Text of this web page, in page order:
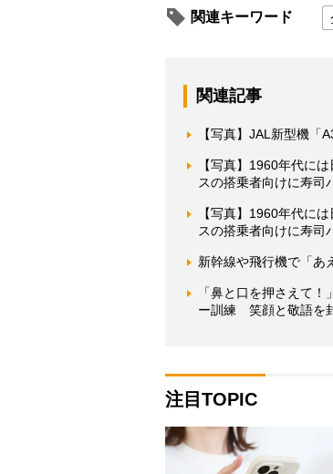
関連キーワード
関連記事
【写真】JAL新型機「
【写真】1960年代に
スの搭乗者向けに寿司
【写真】1960年代に
スの搭乗者向けに寿司
新幹線や飛行機で「あ
「鼻と口を押さえて
ー訓練 笑顔と敬語を
注目TOPIC